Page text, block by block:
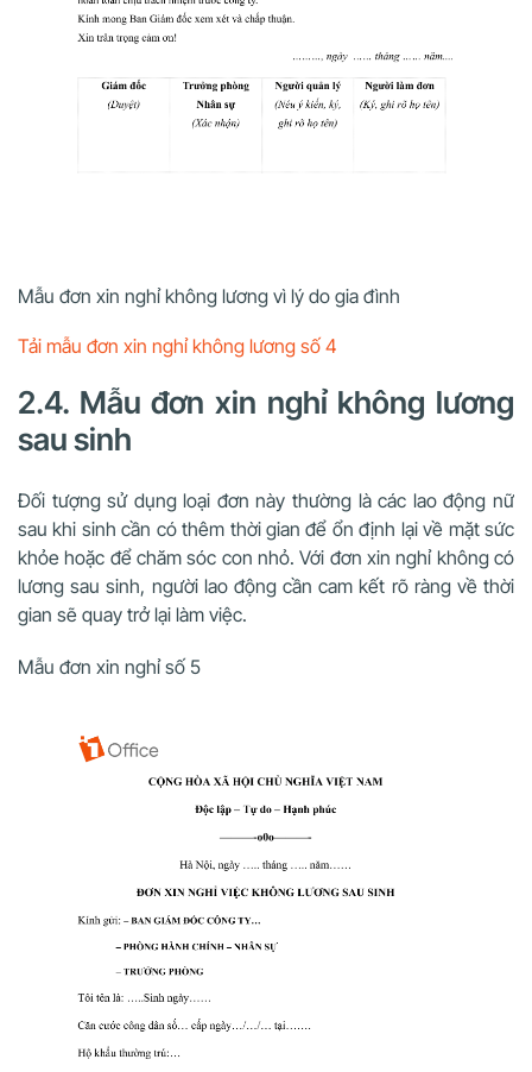
Mẫu đơn xin nghỉ không lương vì lý do gia đình
Tải mẫu đơn xin nghỉ không lương số 4
2.4. Mẫu đơn xin nghỉ không lương
sau sinh
Đối tượng sử dụng loại đơn này thường là các lao động nữ
sau khi sinh cần có thêm thời gian để ổn định lại về mặt sức
khỏe hoặc để chăm sóc con nhỏ. Với đơn xin nghỉ không có
lương sau sinh, người lao động cần cam kết rõ ràng về thời
gian sẽ quay trở lại làm việc.
Mẫu đơn xin nghỉ số 5